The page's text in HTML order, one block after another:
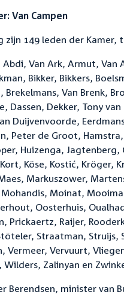
Van Campen
zijn 149 leden der Kamer,
Abdi, Van Ark, Armut, Van
Bikker, Bikkers,
Brekelmans, Van Brenk,
Dassen, Dekker, Tony
Duijvenvoorde,
Peter de Groot,
Huizenga, Jagtenberg,
Köse, Kostić, Kröger,
Markuszower,
Mohandis, Moinat,
Oosterhuis,
Prickaertz, Raijer,
Straatman, Struijs,
Vermeer, Vervuurt,
Wilders, Zalinyan en
Berendsen, minister van